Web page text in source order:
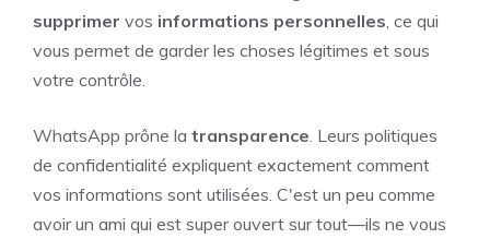
supprimer vos informations personnelles , ce qui
vous permet de garder les choses légitimes et sous
votre contrôle.
WhatsApp prône la transparence . Leurs politiques
de confidentialité expliquent exactement comment
vos informations sont utilisées. C'est un peu comme
avoir un ami qui est super ouvert sur tout—ils ne vous